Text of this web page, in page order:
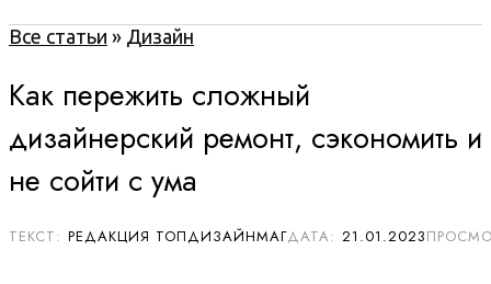
Все статьи » Дизайн
Как пережить сложный
дизайнерский ремонт, сэкономить и
не сойти с ума
РЕДАКЦИЯ ТОПДИЗАЙНМАГ 21.01.2023